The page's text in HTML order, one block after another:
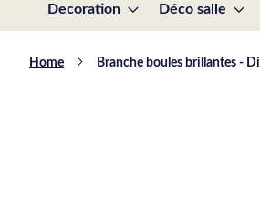
Decoration Déco salle
Home Branche boules brillantes -